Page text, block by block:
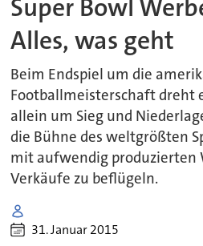
Super Bowl
Alles, was geht
Beim Endspiel um die
Footballmeisterschaft dreht
allein um Sieg und
die Bühne des weltgrößten
mit aufwendig produzierten
Verkäufe zu beflügeln.
31. Januar 2015